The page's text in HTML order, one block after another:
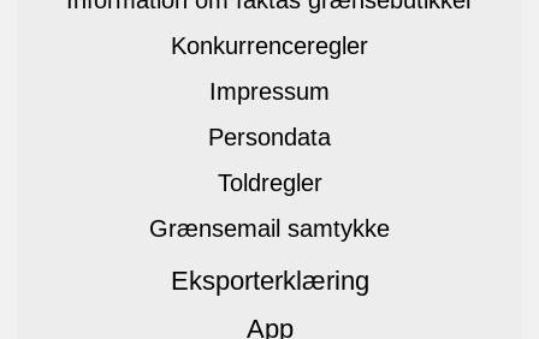
Konkurrenceregler
Impressum
Persondata
Toldregler
Grænsemail samtykke
Eksporterklæring
App